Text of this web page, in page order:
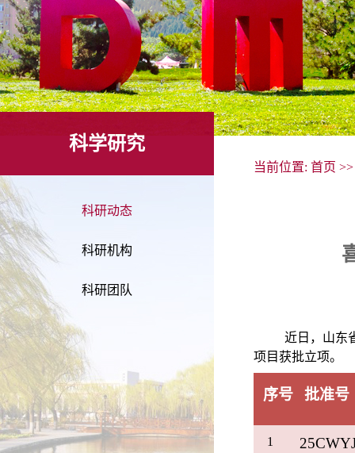
科学研究
科研动态
科研机构
科研团队
当前位置: 首页
近日 ，山东
项目获批立项。
序号 批准号
1 25